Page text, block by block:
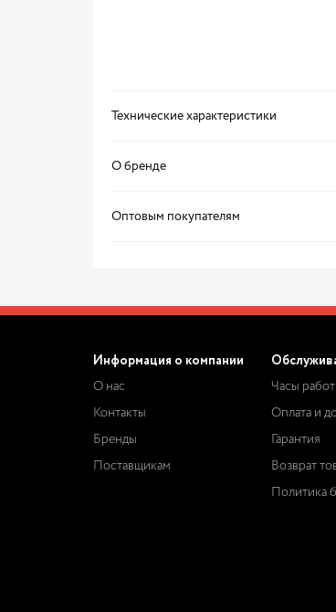
Технические характеристики
О бренде
Оптовым покупателям
Информация о компании
О нас
Контакты
Бренды
Поставщикам
Часы
Оплата и
Гарантия
Возврат
Политика